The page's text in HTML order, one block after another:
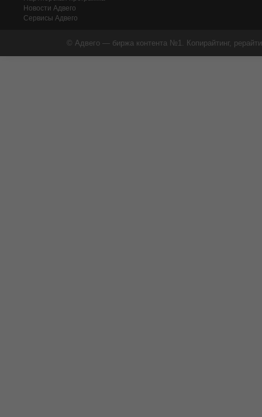
Новости Адвего
Сервисы Адвего
© Адвего — биржа контента №1. Копирайтинг,